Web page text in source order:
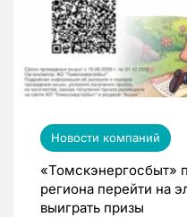
Новости компаний
«Томскэнергосбыт»
региона перейти на
выиграть призы